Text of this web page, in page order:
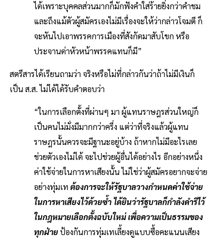
ได้เพราะบุคคลส่วนมากก็มักฟังคำใส่ร้ายยิ่งกว่าคำชม
และถึงแม้ตัวผู้สมัครเองไม่มีเรื่องจะให้ว่ากล่าวโจมตี ก็
จะหันไปเอาพรรคการเมืองที่สังกัดมาสับโขก หรือ
ประจานด่าหัวหน้าพรรคแทนก็มี”
สตรีสารได้เรียนถามว่า จริงหรือไม่ที่กล่าวกันว่าถ้าไม่มีเงินก็
เป็น ส.ส. ไม่ได้ได้รับคำตอบว่า
“ในการเลือกตั้งที่ผ่านๆ มา ผู้แทนราษฎรส่วนใหญ่ก็
เป็นคนไม่มั่งมีมากกว่าครึ่ง แต่ว่าที่จริงแล้วผู้แทน
ราษฎรนั้นควรจะมีฐานะอยู่บ้าง ถ้าหากไม่มีอะไรเลย
ช่วยตัวเองไม่ได้ จะไปช่วยผู้อื่นได้อย่างไร อีกอย่างหนึ่ง
ค่าใช้จ่ายในการหาเสียงนั้น ไม่ใช่ว่าผู้สมัครอยากจะจ่าย
อย่างทุ่มเทต้องการจะให้รัฐบาลวางกำหนดค่าใช้จ่าย
ในการหาเสียงไว้ด้วยซ้ำ ได้ยินว่ารัฐบาลก็กำลังดำริไว้
ในกฎหมายเลือกตั้งฉบับใหม่ เพื่อความเป็นธรรมของ
ทุกฝ่ายป้องกันการทุ่มเทเลี้ยงดูแบบซื้อคะแนนเสียง